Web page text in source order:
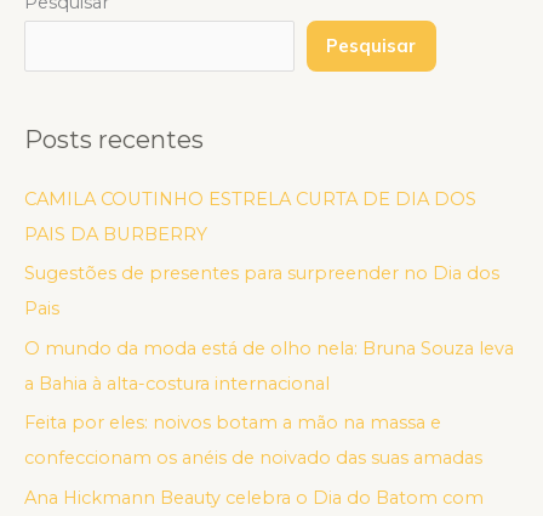
Pesquisar
Posts recentes
CAMILA COUTINHO ESTRELA CURTA DE DIA DOS
PAIS DA BURBERRY
Sugestões de presentes para surpreender no Dia dos
Pais
O mundo da moda está de olho nela: Bruna Souza leva
a Bahia à alta-costura internacional
Feita por eles: noivos botam a mão na massa e
confeccionam os anéis de noivado das suas amadas
Ana Hickmann Beauty celebra o Dia do Batom com